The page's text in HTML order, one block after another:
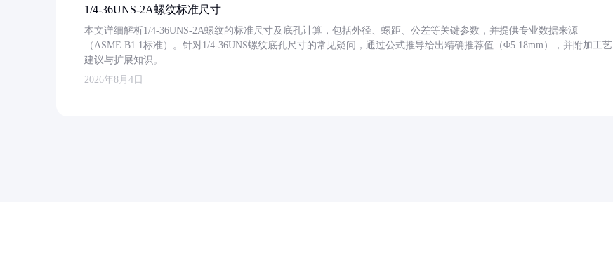
1/4-36UNS-2A螺纹标准尺寸
本文详细解析1/4-36UNS-2A螺纹的标准尺寸及底孔计算，包括外径、螺距、公差等关键参数，并提供专业数据来源
（ASME B1.1标准）。针对1/4-36UNS螺纹底孔尺寸的常见疑问，通过公式推导给出精确推荐值（Φ5.18mm），并附加工艺
建议与扩展知识。
2026年8月4日